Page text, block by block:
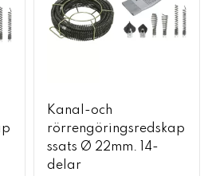
Kanal-och
rörrengöringsredskap
ssats Ø 22mm. 14-
delar